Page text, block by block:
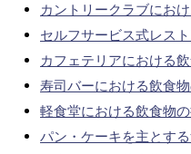
カントリークラブにお
セルフサービス式レス
カフェテリアにおける
寿司バーにおける飲食
軽食堂における飲食物
パン・ケーキを主とす